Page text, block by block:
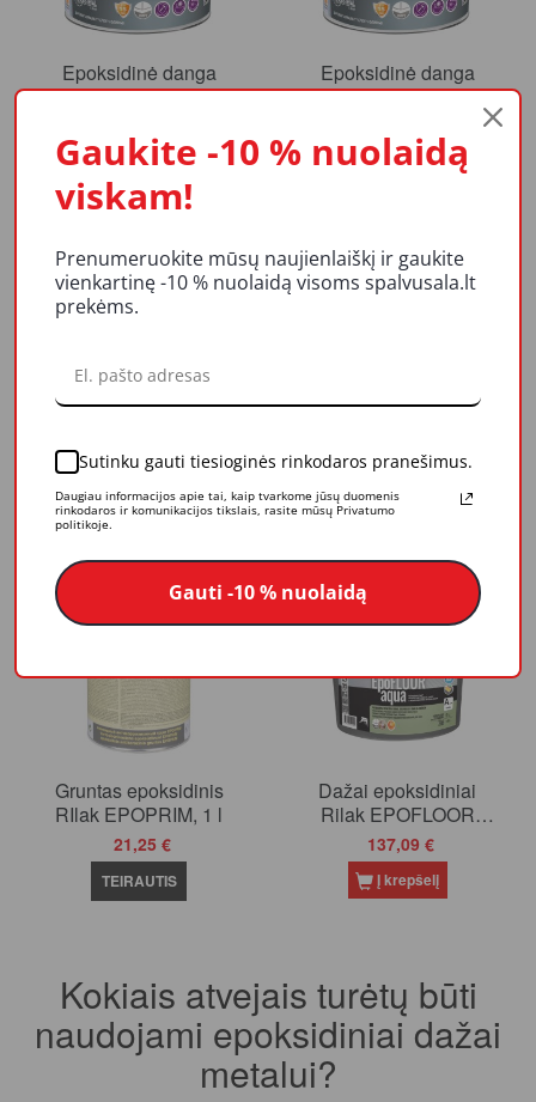
Epoksidinė danga
grindims Rilak
RAL7030, 2.7l
Į krepšelį
Epoksidinė danga
grindims Rilak
RAL7030 (pilka), 6.6 l
Į krepšelį
Rilak EPOPRIM, 3.3 l
TEIRAUTIS
Rilak EPOPRIM, 11 l
Į krepšelį
Gruntas epoksidinis
RIlak EPOPRIM, 1 l
21,25 €
TEIRAUTIS
Dažai epoksidiniai
Rilak EPOFLOOR
AQUA, bazė C, 9l
137,09 €
Į krepšelį
Kokiais atvejais turėtų būti
naudojami epoksidiniai dažai
metalui?
Gaukite -10 % nuolaidą
viskam!
Prenumeruokite mūsų naujienlaiškį ir gaukite
vienkartinę -10 % nuolaidą visoms spalvusala.lt
prekėms.
Sutinku gauti tiesioginės rinkodaros pranešimus.
Daugiau informacijos apie tai, kaip tvarkome jūsų duomenis
rinkodaros ir komunikacijos tikslais, rasite mūsų Privatumo
politikoje.
Gauti -10 % nuolaidą